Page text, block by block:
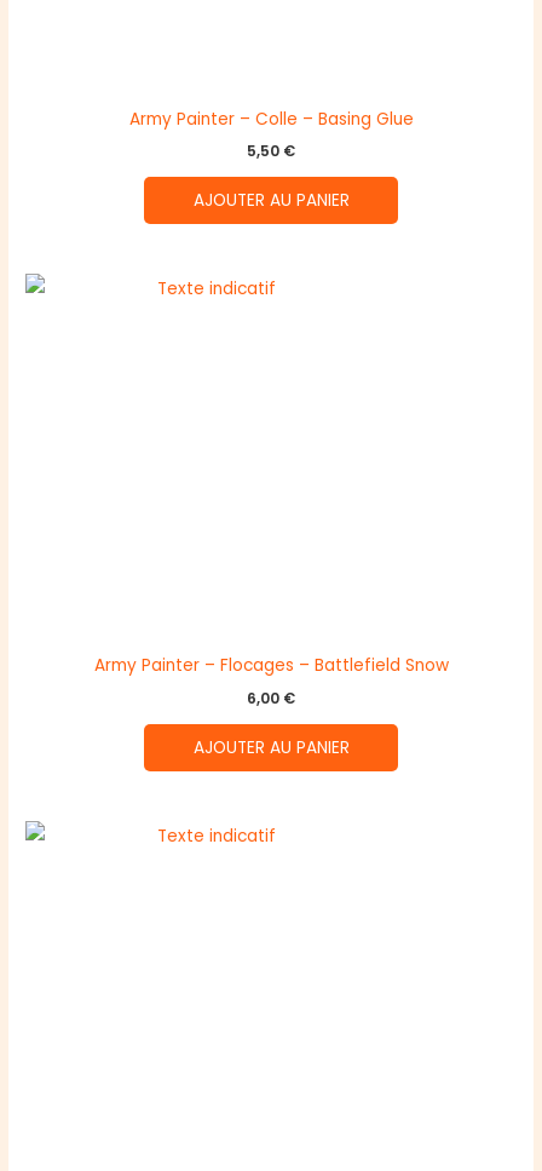
Army Painter – Colle – Basing Glue
5,50 €
AJOUTER AU PANIER
Army Painter – Flocages – Battlefield Snow
6,00 €
AJOUTER AU PANIER